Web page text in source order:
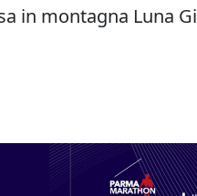
in montagna Luna